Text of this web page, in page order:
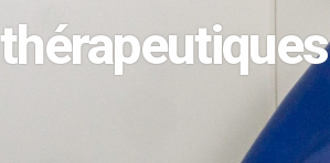
thérapeutiques